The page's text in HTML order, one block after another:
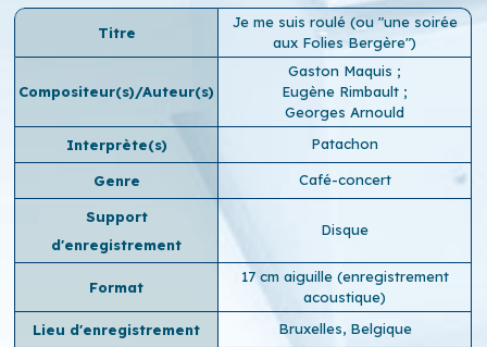
Titre
Je me suis roulé (ou "une soirée
aux Folies Bergère")
Compositeur(s)/Auteur(s)
Gaston Maquis ;
Eugène Rimbault ;
Georges Arnould
Interprète(s)
Patachon
Genre Café-concert
Support
d'enregistrement
Disque
Format
17 cm aiguille (enregistrement
acoustique)
Lieu d'enregistrement
Bruxelles, Belgique